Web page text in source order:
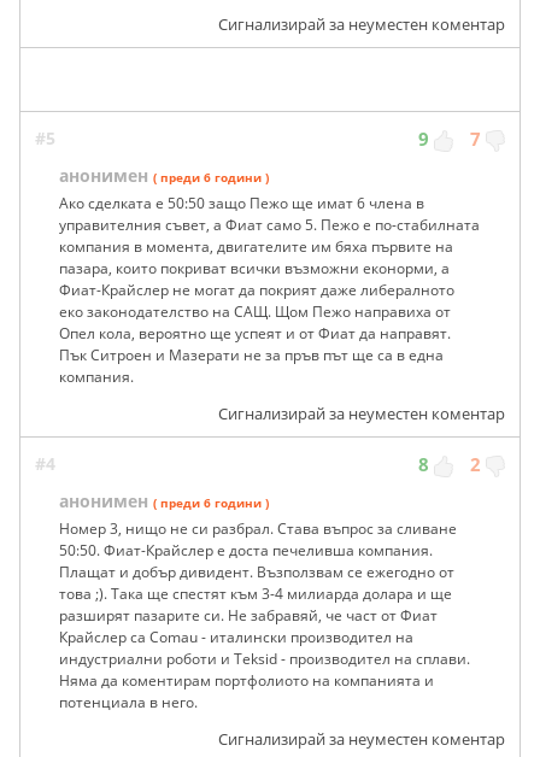
Сигнализирай за неуместен коментар
#5 9 7
анонимен ( преди 6 години )
Ако сделката е 50:50 защо Пежо ще имат 6 члена в
управителния съвет, а Фиат само 5. Пежо е по-стабилната
компания в момента, двигателите им бяха първите на
пазара, които покриват всички възможни еконорми, а
Фиат-Крайслер не могат да покрият даже либералното
еко законодателство на САЩ. Щом Пежо направиха от
Опел кола, вероятно ще успеят и от Фиат да направят.
Пък Ситроен и Мазерати не за пръв път ще са в една
компания.
Сигнализирай за неуместен коментар
#4 8 2
анонимен ( преди 6 години )
Номер 3, нищо не си разбрал. Става въпрос за сливане
50:50. Фиат-Крайслер е доста печеливша компания.
Плащат и добър дивидент. Възползвам се ежегодно от
това ;). Така ще спестят към 3-4 милиарда долара и ще
разширят пазарите си. Не забравяй, че част от Фиат
Крайслер са Comau - италински производител на
индустриални роботи и Teksid - производител на сплави.
Няма да коментирам портфолиото на компанията и
потенциала в него.
Сигнализирай за неуместен коментар